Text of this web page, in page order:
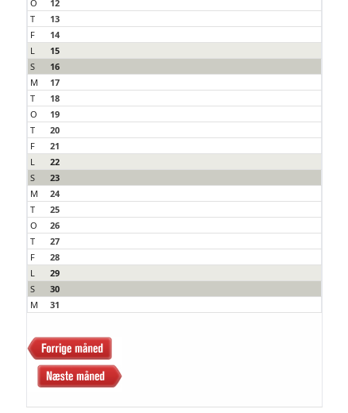
O
12
T
13
F
14
L
15
S
16
M
17
T
18
O
19
T
20
F
21
L
22
S
23
M
24
T
25
O
26
T
27
F
28
L
29
S
30
M
31